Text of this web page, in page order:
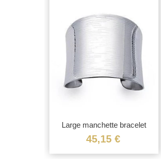
Large manchette bracelet
rigide...
45,15 €